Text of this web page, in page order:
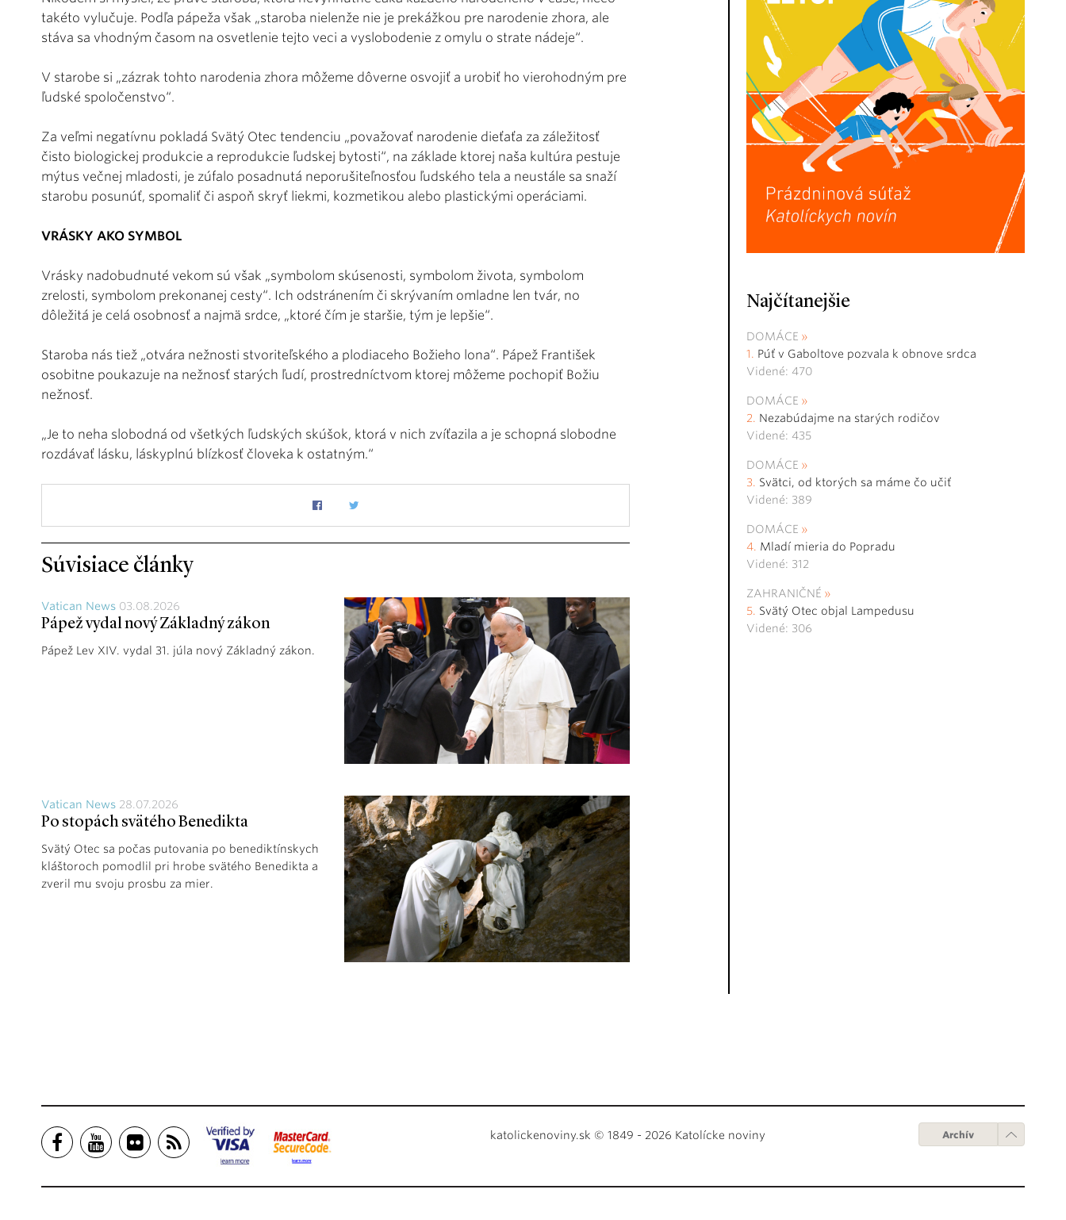
takéto vylučuje. Podľa pápeža však „staroba nielenže nie je prekážkou pre narodenie zhora, ale
stáva sa vhodným časom na osvetlenie tejto veci a vyslobodenie z omylu o strate nádeje“.
V starobe si „zázrak tohto narodenia zhora môžeme dôverne osvojiť a urobiť ho vierohodným pre
ľudské spoločenstvo“.
Za veľmi negatívnu pokladá Svätý Otec tendenciu „považovať narodenie dieťaťa za záležitosť
čisto biologickej produkcie a reprodukcie ľudskej bytosti“, na základe ktorej naša kultúra pestuje
mýtus večnej mladosti, je zúfalo posadnutá neporušiteľnosťou ľudského tela a neustále sa snaží
starobu posunúť, spomaliť či aspoň skryť liekmi, kozmetikou alebo plastickými operáciami.
VRÁSKY AKO SYMBOL
Vrásky nadobudnuté vekom sú však „symbolom skúsenosti, symbolom života, symbolom
zrelosti, symbolom prekonanej cesty“. Ich odstránením či skrývaním omladne len tvár, no
dôležitá je celá osobnosť a najmä srdce, „ktoré čím je staršie, tým je lepšie“.
Staroba nás tiež „otvára nežnosti stvoriteľského a plodiaceho Božieho lona“. Pápež František
osobitne poukazuje na nežnosť starých ľudí, prostredníctvom ktorej môžeme pochopiť Božiu
nežnosť.
„Je to neha slobodná od všetkých ľudských skúšok, ktorá v nich zvíťazila a je schopná slobodne
rozdávať lásku, láskyplnú blízkosť človeka k ostatným.“
Súvisiace články
Vatican News 03.08.2026
Pápež vydal nový Základný zákon
Pápež Lev XIV. vydal 31. júla nový Základný zákon.
Vatican News 28.07.2026
Po stopách svätého Benedikta
Svätý Otec sa počas putovania po benediktínskych
kláštoroch pomodlil pri hrobe svätého Benedikta a
zveril mu svoju prosbu za mier.
Najčítanejšie
DOMÁCE
Púť v Gaboltove pozvala k obnove srdca
Videné: 470
DOMÁCE
Nezabúdajme na starých rodičov
Videné: 435
DOMÁCE
Svätci, od ktorých sa máme čo učiť
Videné: 389
DOMÁCE
Mladí mieria do Popradu
Videné: 312
ZAHRANIČNÉ
Svätý Otec objal Lampedusu
Videné: 306
katolickenoviny.sk © 1849 - 2026 Katolícke noviny Archív